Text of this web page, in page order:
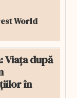
World
Viața după
în